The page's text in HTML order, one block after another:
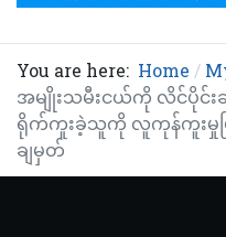
You are here: Home
အမျိုးသမီးငယ်ကို လိင်ပိုင်း
ရိုက်ကူးခဲ့သူကို လူကုန်ကူးမှုဖ
ချမှတ်